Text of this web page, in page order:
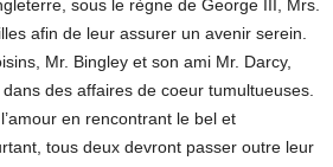
sous le règne de George III, Mrs.
afin de leur assurer un avenir serein.
Mr. Bingley et son ami Mr. Darcy,
des affaires de coeur tumultueuses.
en rencontrant le bel et
tous deux devront passer outre leur